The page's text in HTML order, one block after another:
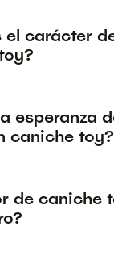
el carácter
esperanza
caniche toy?
de caniche